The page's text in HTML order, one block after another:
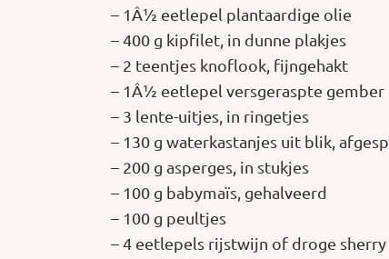
– 1Â½ eetlepel plantaardige olie
– 400 g kipfilet, in dunne plakjes
– 2 teentjes knoflook, fijngehakt
– 1Â½ eetlepel versgeraspte gember
– 3 lente-uitjes, in ringetjes
– 130 g waterkastanjes uit blik,
– 200 g asperges, in stukjes
– 100 g babymaïs, gehalveerd
– 100 g peultjes
– 4 eetlepels rijstwijn of droge sherry